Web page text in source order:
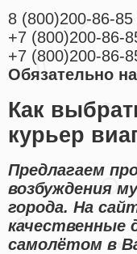
8 (800)200-86-85
+7 (800)200-86-
+7 (800)200-86-
Обязательно
Как
курьер
Предлагаем
возбуждения
города. На
качественные
самолётом в